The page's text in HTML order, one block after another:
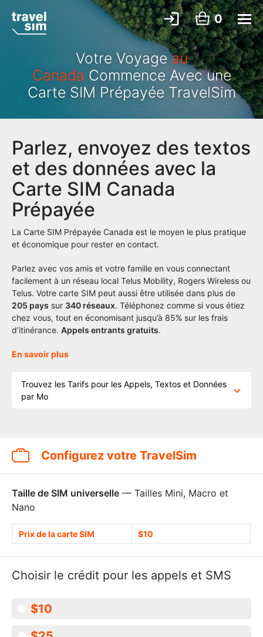
0
Votre Voyageau
Canada Commence Avec une
Carte SIM Prépayée TravelSim
Parlez, envoyez des textos
et des données avec la
Carte SIM Canada
Prépayée
La Carte SIM Prépayée Canada est le moyen le plus pratique
et économique pour rester en contact.
Parlez avec vos amis et votre famille en vous connectant
facilement à un réseau local Telus Mobility, Rogers Wireless ou
Telus. Votre carte SIM peut aussi être utilisée dans plus de
205 pays sur 340 réseaux. Téléphonez comme si vous étiez
chez vous, tout en économisant jusqu’à 85% sur les frais
d’itinérance. Appels entrants gratuits.
En savoir plus
Trouvez les Tarifs pour les Appels, Textos et Données
par Mo
Configurez votre TravelSim
Taille de SIM universelle — Tailles Mini, Macro et
Nano
Prix de la carte SIM $10
Choisir le crédit pour les appels et SMS
$10